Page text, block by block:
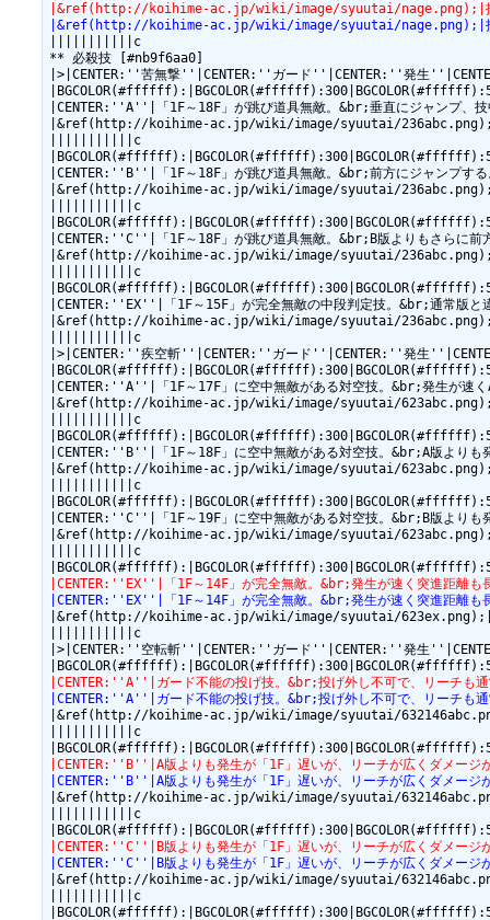
|&ref(http://koihime-ac.jp/wiki/image/syuutai/nage.png);|投げ後の有
|&ref(http://koihime-ac.jp/wiki/image/syuutai/nage.png);|投げ後の有
|||||||||||c
** 必殺技 [#nb9f6aa0]
|>|CENTER:''苦無撃''|CENTER:''ガード''|CENTER:''発生
|CENTER:''A''|「1F～18F」が跳び道具無敵。&br;垂直にジャンプ、技
|&ref(http://koihime-ac.jp/wiki/image/syuutai/
|||||||||||c
|CENTER:''B''|「1F～18F」が跳び道具無敵。&br;前方にジャンプす
|&ref(http://koihime-ac.jp/wiki/image/syuutai/
|||||||||||c
|CENTER:''C''|「1F～18F」が跳び道具無敵。&br;B版よりもさらに前
|&ref(http://koihime-ac.jp/wiki/image/syuutai/
|||||||||||c
|CENTER:''EX''|「1F～15F」が完全無敵の中段判定技。&br;通常版と
|&ref(http://koihime-ac.jp/wiki/image/syuutai/
|||||||||||c
|>|CENTER:''疾空斬''|CENTER:''ガード''|CENTER:''発生
|CENTER:''A''|「1F～17F」に空中無敵がある対空技。&br;発生が速
|&ref(http://koihime-ac.jp/wiki/image/syuutai/
|||||||||||c
|CENTER:''B''|「1F～18F」に空中無敵がある対空技。&br;A版よりも
|&ref(http://koihime-ac.jp/wiki/image/syuutai/
|||||||||||c
|CENTER:''C''|「1F～19F」に空中無敵がある対空技。&br;B版よりも
|&ref(http://koihime-ac.jp/wiki/image/syuutai/
|||||||||||c
|CENTER:''EX''|「1F～14F」が完全無敵。&br;発生が速く突進距離
|CENTER:''EX''|「1F～14F」が完全無敵。&br;発生が速く突進距離
|&ref(http://koihime-ac.jp/wiki/image/syuutai/
|||||||||||c
|>|CENTER:''空転斬''|CENTER:''ガード''|CENTER:''発生
|CENTER:''A''|ガード不能の投げ技。&br;投げ外し不可で、リーチも
|CENTER:''A''|ガード不能の投げ技。&br;投げ外し不可で、リーチも
|&ref(http://koihime-ac.jp/wiki/image/syuutai/
|||||||||||c
|CENTER:''B''|A版よりも発生が「1F」遅いが、リーチが広くダメー
|CENTER:''B''|A版よりも発生が「1F」遅いが、リーチが広くダメー
|&ref(http://koihime-ac.jp/wiki/image/syuutai/
|||||||||||c
|CENTER:''C''|B版よりも発生が「1F」遅いが、リーチが広くダメー
|CENTER:''C''|B版よりも発生が「1F」遅いが、リーチが広くダメー
|&ref(http://koihime-ac.jp/wiki/image/syuutai/
|||||||||||c